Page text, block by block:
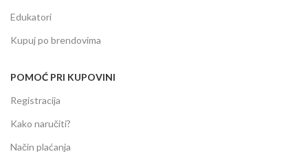
Edukatori
Kupuj po brendovima
POMOĆ PRI KUPOVINI
Registracija
Kako naručiti?
Način plaćanja